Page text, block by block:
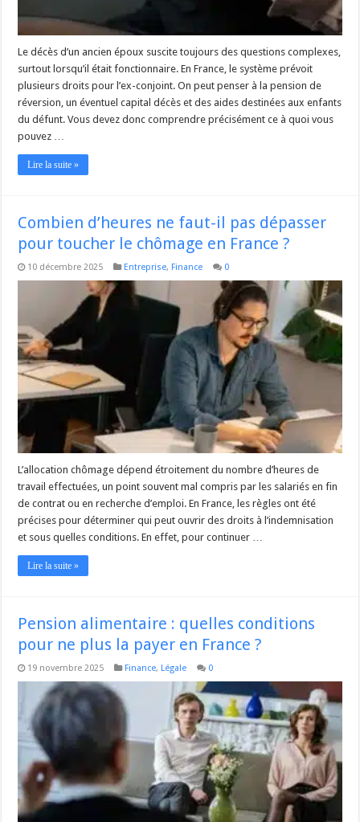
Le décès d’un ancien époux suscite toujours des questions complexes,
surtout lorsqu’il était fonctionnaire. En France, le système prévoit
plusieurs droits pour l’ex-conjoint. On peut penser à la pension de
réversion, un éventuel capital décès et des aides destinées aux enfants
du défunt. Vous devez donc comprendre précisément ce à quoi vous
pouvez …
Lire la suite »
Combien d’heures ne faut-il pas dépasser
pour toucher le chômage en France ?
10 décembre 2025 Entreprise, Finance 0
L’allocation chômage dépend étroitement du nombre d’heures de
travail effectuées, un point souvent mal compris par les salariés en fin
de contrat ou en recherche d’emploi. En France, les règles ont été
précises pour déterminer qui peut ouvrir des droits à l’indemnisation
et sous quelles conditions. En effet, pour continuer …
Lire la suite »
Pension alimentaire : quelles conditions
pour ne plus la payer en France ?
19 novembre 2025 Finance, Légale 0